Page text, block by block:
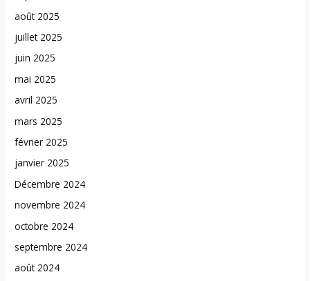
août 2025
juillet 2025
juin 2025
mai 2025
avril 2025
mars 2025
février 2025
janvier 2025
Décembre 2024
novembre 2024
octobre 2024
septembre 2024
août 2024